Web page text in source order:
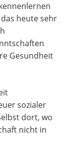
heute sehr
Gesundheit
sozialer
dort, wo
nicht in